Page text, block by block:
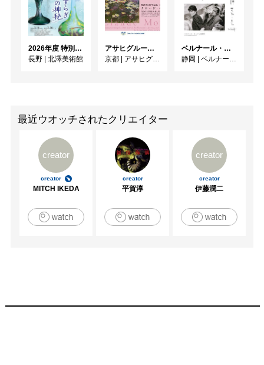
2026年度 特別展「ガレとドーム、アール･ヌーヴォーのガラス 水辺のやすらぎ、海の神秘」
長野 | 北澤美術館
アサヒグループ大山崎山荘美術館 開館30周年記念展「没後100年 クロード・モネ」
京都 | アサヒグループ大山崎山荘美術館
ベルナール・ビュフェと写真 ーカメラがとらえたビュフェとその時代、そして21 世紀へ
静岡 | ベルナール・ビュフェ美術館
最近ウオッチされたクリエイター
creator
creator
MITCH IKEDA
creator
平賀淳
creator
creator
伊藤潤二